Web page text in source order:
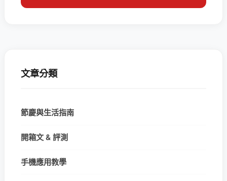
文章分類
節慶與生活指南
開箱文 & 評測
手機應用教學